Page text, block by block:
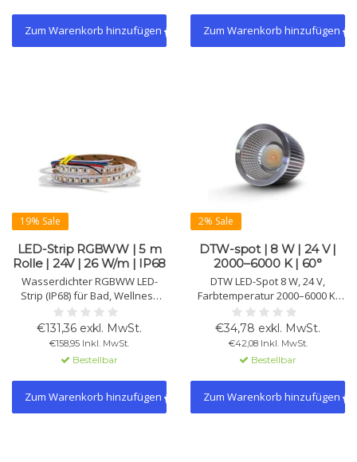
Zum Warenkorb hinzufügen Zum Warenkorb hinzufügen
19% Sale
LED-Strip RGBWW | 5 m
Rolle | 24V | 26 W/m | IP68
Wasserdichter RGBWW LED-
Strip (IP68) für Bad, Wellness
oder Outdoor. 24V, 26 W/m,
Warmweiß 2850K, 1400 lm, 96
Chips/m, CRI 71, >50.000 h, 120°,
5050 SMD, mit 3M-Klebeband.
€131,36 exkl. MwSt.
€158,95 Inkl. MwSt.
Bestellbar
Zum Warenkorb hinzufügen
2% Sale
DTW-spot | 8 W | 24 V |
2000–6000 K | 60°
DTW LED-Spot 8 W, 24 V,
Farbtemperatur 2000–6000 K,
750 lm ±10 %, 60°
Abstrahlwinkel. CRI >96 und
Lebensdauer >50.000 h. Ideal
für dynamische Akzent- und
Stimmungsbeleuchtung.
€34,78 exkl. MwSt.
€42,08 Inkl. MwSt.
Bestellbar
Zum Warenkorb hinzufügen